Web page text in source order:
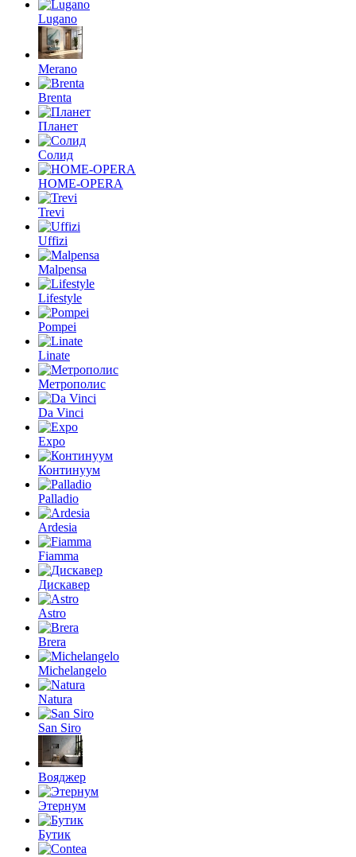
Lugano
Merano
Brenta
Планет
Солид
HOME-OPERA
Trevi
Uffizi
Malpensa
Lifestyle
Pompei
Linate
Метрополис
Da Vinci
Expo
Континуум
Palladio
Ardesia
Fiamma
Дискавер
Astro
Brera
Michelangelo
Natura
San Siro
Вояджер
Этернум
Бутик